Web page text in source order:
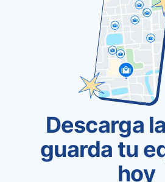
Descarga
guarda tu
hoy